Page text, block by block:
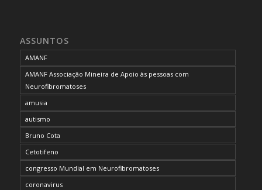
ASSUNTOS
AMANF
AMANF Associação Mineira de Apoio às pessoas com
Neurofibromatoses
amusia
autismo
Bruno Cota
Cetotifeno
congresso Mundial em Neurofibromatoses
coronavirus